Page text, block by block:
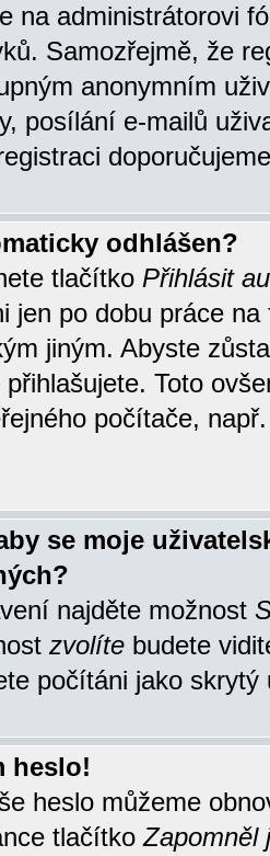
na administrátorovi
Samozřejmě, že
anonymním
posílání e-mailů
odhlášen?
tlačítko Přihlásit
jen po dobu práce
jiným. Abyste
Toto
počítače,
se moje
najděte možnost
zvolíte budete
počítáni jako skrytý
heslo!
heslo můžeme
tlačítkoZapomněl